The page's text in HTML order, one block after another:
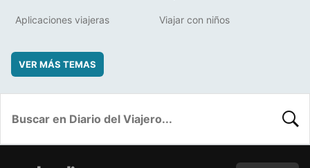
Aplicaciones viajeras Viajar con niños
VER MÁS TEMAS